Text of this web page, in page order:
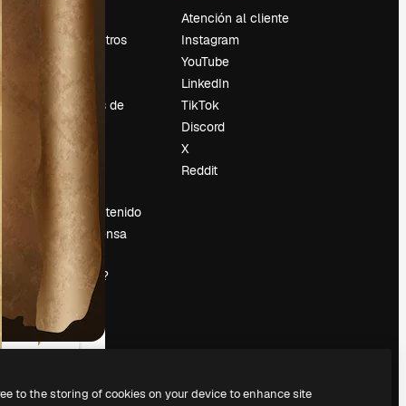
Precios
Sobre nosotros
Reviews
Empleo
Tendencias de
búsqueda
Blog
Eventos
Slidesgo
Vender contenido
Sala de prensa
¿Buscas
magnific.ai?
Atención al cliente
Instagram
YouTube
LinkedIn
TikTok
Discord
X
Reddit
to the storing of cookies on your device to enhance site